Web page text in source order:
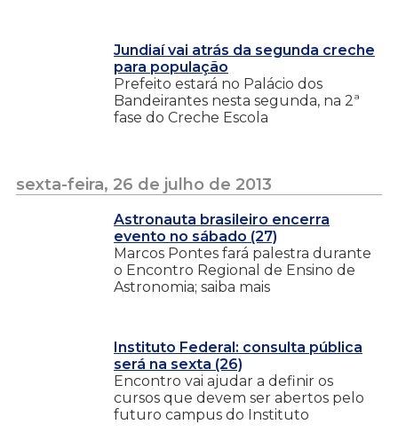
Jundiaí vai atrás da segunda creche
para população
Prefeito estará no Palácio dos
Bandeirantes nesta segunda, na 2ª
fase do Creche Escola
sexta-feira, 26 de julho de 2013
Astronauta brasileiro encerra
evento no sábado (27)
Marcos Pontes fará palestra durante
o Encontro Regional de Ensino de
Astronomia; saiba mais
Instituto Federal: consulta pública
será na sexta (26)
Encontro vai ajudar a definir os
cursos que devem ser abertos pelo
futuro campus do Instituto